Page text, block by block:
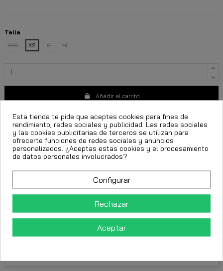
Talla
XXS
XS S M
Añadir al carrito
top deportivo negro Gianni Kavanagh top ropa deportiva mujer
top cómodo mujer
FECHA ESTIMADA DE ENTREGA:
CttExpress 24/48h -Martes 11 Agosto, 2026
Esta tienda te pide que aceptes cookies para fines de
rendimiento, redes sociales y publicidad. Las redes sociales
y las cookies publicitarias de terceros se utilizan para
ofrecerte funciones de redes sociales y anuncios
personalizados. ¿Aceptas estas cookies y el procesamiento
de datos personales involucrados?
Configurar
Rechazar
Aceptar